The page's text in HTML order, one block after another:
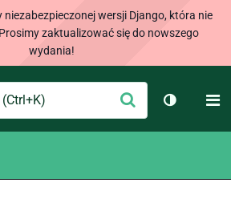
wersji Django, która nie
zaktualizować się do nowszego
wydania!
Wyślij